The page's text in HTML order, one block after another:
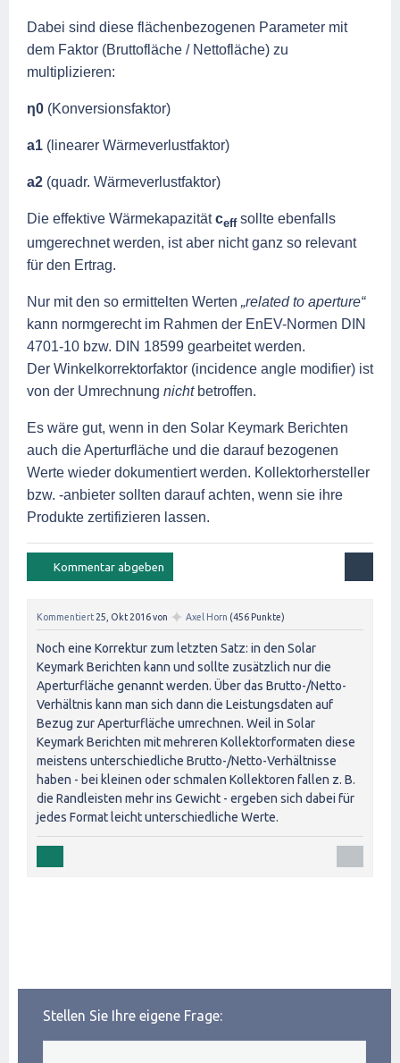
Dabei sind diese flächenbezogenen Parameter mit
dem Faktor (Bruttofläche / Nettofläche) zu
multiplizieren:
η0 (Konversionsfaktor)
a1 (linearer Wärmeverlustfaktor)
a2 (quadr. Wärmeverlustfaktor)
Die effektive Wärmekapazitätceffsollte ebenfalls
umgerechnet werden, ist aber nicht ganz so relevant
für den Ertrag.
Nur mit den so ermittelten Werten „related to aperture“
kann normgerecht im Rahmen der EnEV-Normen DIN
4701-10 bzw. DIN 18599 gearbeitet werden.
Der Winkelkorrektorfaktor (incidence angle modifier) ist
von der Umrechnung nicht betroffen.
Es wäre gut, wenn in den Solar Keymark Berichten
auch die Aperturfläche und die darauf bezogenen
Werte wieder dokumentiert werden. Kollektorhersteller
bzw. -anbieter sollten darauf achten, wenn sie ihre
Produkte zertifizieren lassen.
Kommentiert 25, Okt 2016von ✦ Axel Horn (456 Punkte)
Noch eine Korrektur zum letzten Satz: in den Solar
Keymark Berichten kann und sollte zusätzlich nur die
Aperturfläche genannt werden. Über das Brutto-/Netto-
Verhältnis kann man sich dann die Leistungsdaten auf
Bezug zur Aperturfläche umrechnen. Weil in Solar
Keymark Berichten mit mehreren Kollektorformaten diese
meistens unterschiedliche Brutto-/Netto-Verhältnisse
haben - bei kleinen oder schmalen Kollektoren fallen z. B.
die Randleisten mehr ins Gewicht - ergeben sich dabei für
jedes Format leicht unterschiedliche Werte.
Stellen Sie Ihre eigene Frage: